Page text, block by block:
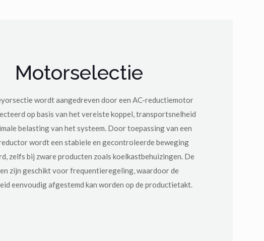
Motorselectie
wordt aangedreven door een AC-reductiemotor
op basis van het vereiste koppel, transportsnelheid
belasting van het systeem. Door toepassing van een
wordt een stabiele en gecontroleerde beweging
zelfs bij zware producten zoals koelkastbehuizingen. De
zijn geschikt voor frequentieregeling, waardoor de
eenvoudig afgestemd kan worden op de productietakt.